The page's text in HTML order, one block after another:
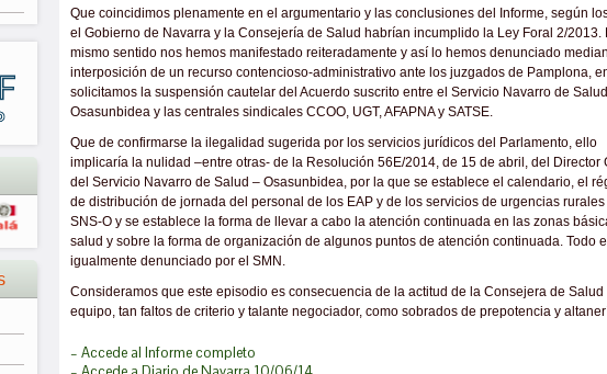
Que coincidimos plenamente en el argumentario y las conclusiones del Informe, según
el Gobierno de Navarra y la Consejería de Salud habrían incumplido la Ley Foral 2/2013.
mismo sentido nos hemos manifestado reiteradamente y así lo hemos denunciado
interposición de un recurso contencioso-administrativo ante los juzgados de Pamplona,
solicitamos la suspensión cautelar del Acuerdo suscrito entre el Servicio Navarro de
Osasunbidea y las centrales sindicales CCOO, UGT, AFAPNA y SATSE.
Que de confirmarse la ilegalidad sugerida por los servicios jurídicos del Parlamento, ello
implicaría la nulidad –entre otras- de la Resolución 56E/2014, de 15 de abril, del Director
del Servicio Navarro de Salud – Osasunbidea, por la que se establece el calendario, el
de distribución de jornada del personal de los EAP y de los servicios de urgencias
SNS-O y se establece la forma de llevar a cabo la atención continuada en las zonas
salud y sobre la forma de organización de algunos puntos de atención continuada. Todo
igualmente denunciado por el SMN.
Consideramos que este episodio es consecuencia de la actitud de la Consejera de Salud
equipo, tan faltos de criterio y talante negociador, como sobrados de prepotencia y
– Accede al Informe completo